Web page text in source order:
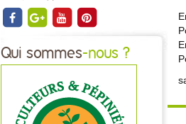
Qui sommes-nous ?